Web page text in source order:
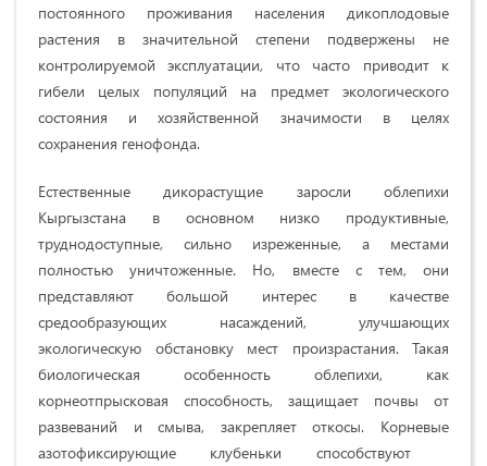
постоянного проживания населения дикоплодовые
растения в значительной степени подвержены не
контролируемой эксплуатации, что часто приводит к
гибели целых популяций на предмет экологического
состояния и хозяйственной значимости в целях
сохранения генофонда.
Естественные дикорастущие заросли облепихи
Кыргызстана в основном низко продуктивные,
труднодоступные, сильно изреженные, а местами
полностью уничтоженные. Но, вместе с тем, они
представляют большой интерес в качестве
средообразующих насаждений, улучшающих
экологическую обстановку мест произрастания. Такая
биологическая особенность облепихи, как
корнеотпрысковая способность, защищает почвы от
развеваний и смыва, закрепляет откосы. Корневые
азотофиксирующие клубеньки способствуют